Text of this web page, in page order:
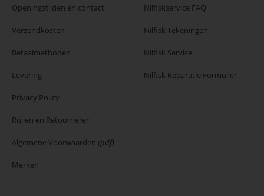
Openingstijden en contact
Verzendkosten
Betaalmethoden
Levering
Privacy Policy
Ruilen en Retourneren
Algemene Voorwaarden (pdf)
Merken
Nilfiskservice FAQ
Nilfisk Tekeningen
Nilfisk Service
Nilfisk Reparatie Formulier